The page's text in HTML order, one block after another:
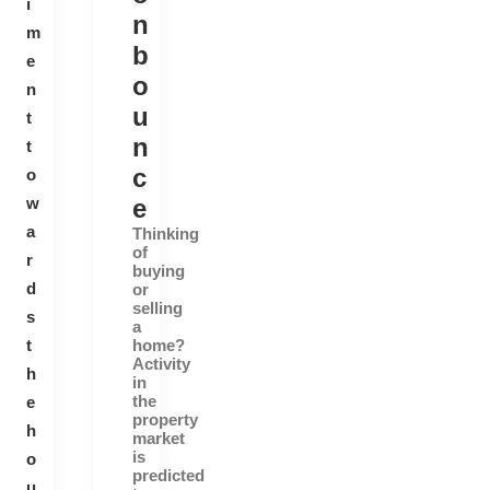
m
e
n
t
t
o
w
a
r
d
s
t
h
e
h
o
n
b
o
u
n
c
e
Thinking
of
buying
or
selling
a
home?
Activity
in
the
property
market
is
predicted